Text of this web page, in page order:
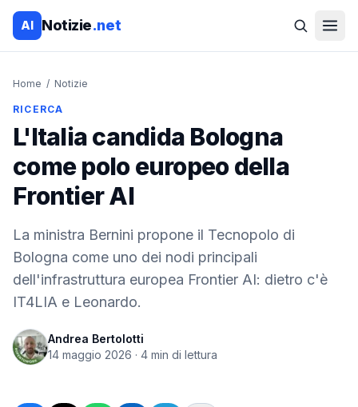
AI Notizie.net
Home / Notizie
RICERCA
L'Italia candida Bologna
come polo europeo della
Frontier AI
La ministra Bernini propone il Tecnopolo di
Bologna come uno dei nodi principali
dell'infrastruttura europea Frontier AI: dietro c'è
IT4LIA e Leonardo.
Andrea Bertolotti
14 maggio 2026 · 4 min di lettura